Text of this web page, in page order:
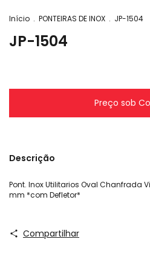
Início . PONTEIRAS DE INOX . JP-1504
JP-1504
Descrição
Pont. Inox Utilitarios Oval Chanfrada
mm *com Defletor*
Compartilhar